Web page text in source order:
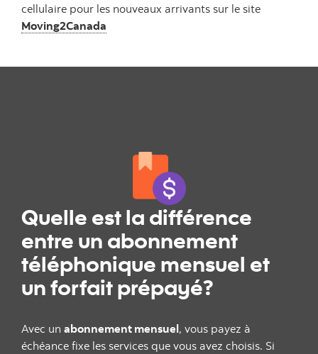
cellulaire pour les nouveaux arrivants sur le site
Moving2Canada
Quelle est la différence
entre un abonnement
téléphonique mensuel et
un forfait prépayé?
Avec un abonnement mensuel, vous payez à
échéance fixe les services que vous avez choisis. Si